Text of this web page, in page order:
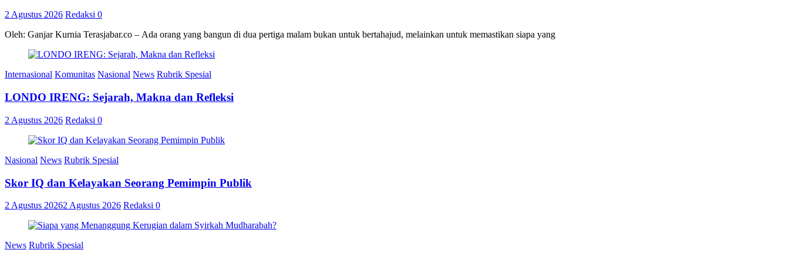
2 Agustus 2026 Redaksi 0
Oleh: Ganjar Kurnia Terasjabar.co – Ada orang yang bangun di dua pertiga malam bukan untuk bertahajud, melainkan untuk memastikan siapa yang
Internasional Komunitas Nasional News Rubrik Spesial
LONDO IRENG: Sejarah, Makna dan Refleksi
2 Agustus 2026 Redaksi 0
Nasional News Rubrik Spesial
Skor IQ dan Kelayakan Seorang Pemimpin Publik
2 Agustus 20262 Agustus 2026 Redaksi 0
News Rubrik Spesial